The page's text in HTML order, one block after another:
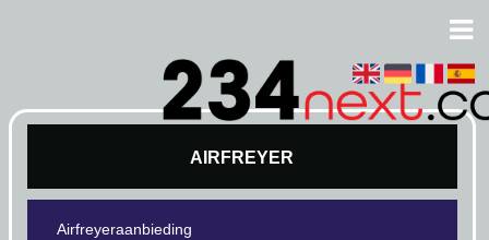
AIRFREYER
Airfreyeraanbieding